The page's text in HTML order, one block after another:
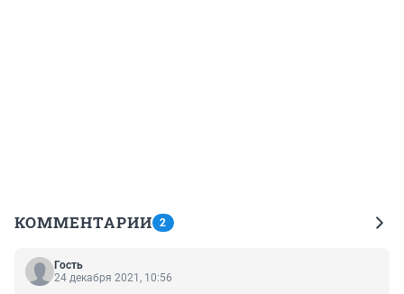
КОММЕНТАРИИ 2
Гость
24 декабря 2021, 10:56